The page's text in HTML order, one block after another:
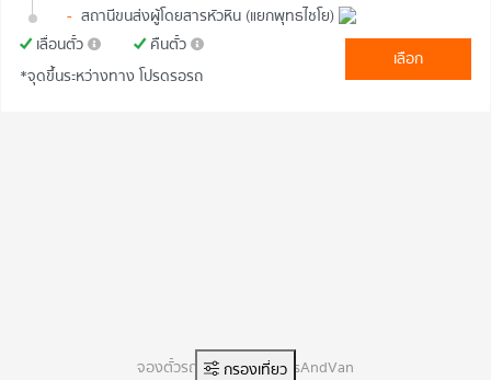
- สถานีขนส่งผู้โดยสารหัวหิน (แยกพุทธไชโย)
เลื่อนตั๋ว
คืนตั๋ว
*จุดขึ้นระหว่างทาง โปรดรอรถ
เลือก
กรองเที่ยว
จองตั๋วรถทัวร์ออนไลน์ BusAndVan